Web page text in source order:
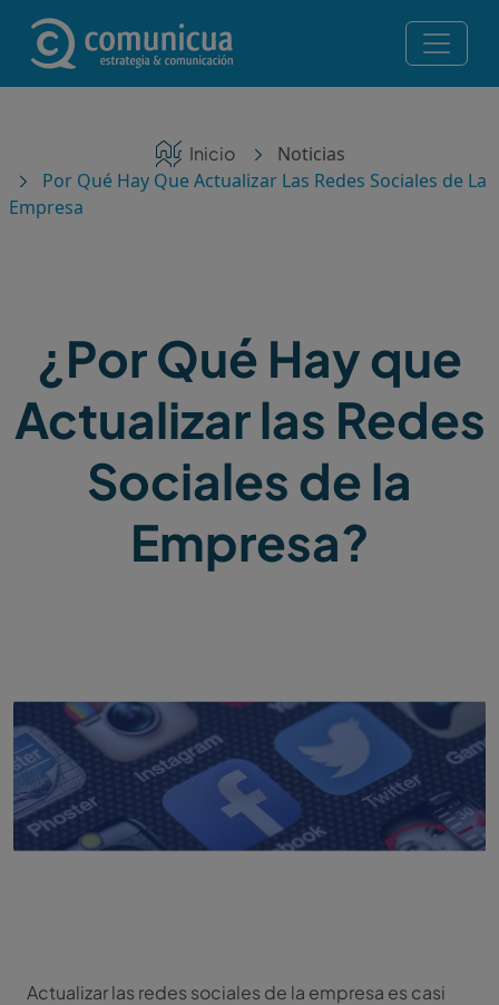
Navegación principal
Contacto
¡Consulta gratis!
Ruta de navegación
Inicio
Noticias
Por Qué Hay Que Actualizar Las Redes Sociales de La
Empresa
¿Por Qué Hay que
Actualizar las Redes
Sociales de la
Empresa?
Actualizar las redes sociales de la empresa es casi